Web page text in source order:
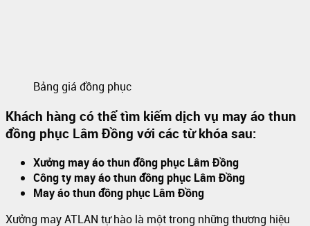
Bảng giá đồng phục
Khách hàng có thể tìm kiếm dịch vụ may áo thun
đồng phục Lâm Đồng với các từ khóa sau:
Xưởng may áo thun đồng phục Lâm Đồng
Công ty may áo thun đồng phục Lâm Đồng
May áo thun đồng phục Lâm Đồng
Xưởng may ATLAN tự hào là một trong những thương hiệu